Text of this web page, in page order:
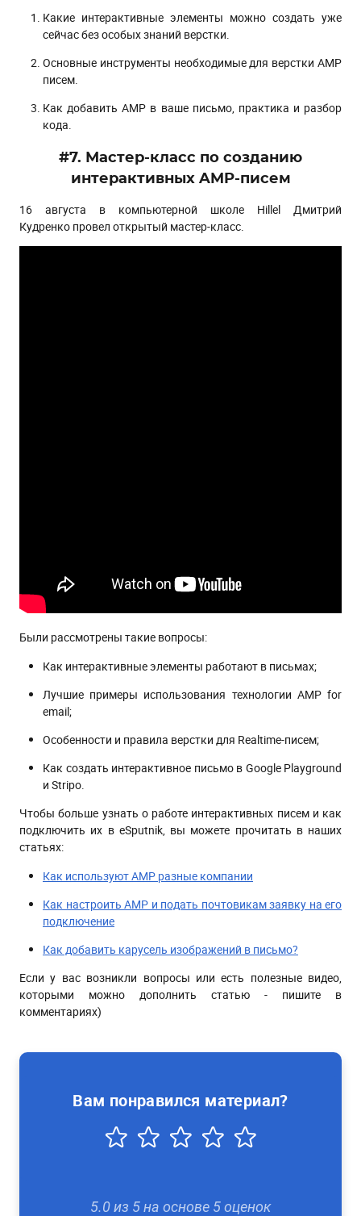
Какие интерактивные элементы можно создать уже
сейчас без особых знаний верстки.
Основные инструменты необходимые для верстки AMP
писем.
Как добавить AMP в ваше письмо, практика и разбор
кода.
#7. Мастер-класс по созданию
интерактивных AMP-писем
16 августа в компьютерной школе Hillel Дмитрий
Кудренко провел открытый мастер-класс.
Были рассмотрены такие вопросы:
Как интерактивные элементы работают в письмах;
Лучшие примеры использования технологии AMP for
email;
Особенности и правила верстки для Realtime-писем;
Как создать интерактивное письмо в Google Playground
и Stripo.
Чтобы больше узнать о работе интерактивных писем и как
подключить их в eSputnik, вы можете прочитать в наших
статьях:
Как используют AMP разные компании
Как настроить AMP и подать почтовикам заявку на его
подключение
Как добавить карусель изображений в письмо?
Если у вас возникли вопросы или есть полезные видео,
которыми можно дополнить статью - пишите в
комментариях)
Вам понравился материал?
5.0из 5на основе 5оценок